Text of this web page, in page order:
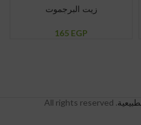
زيت البرجموت
165 EGP
. All rights reserved